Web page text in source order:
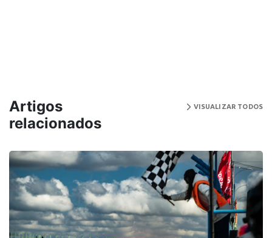
Artigos
relacionados
VISUALIZAR TODOS